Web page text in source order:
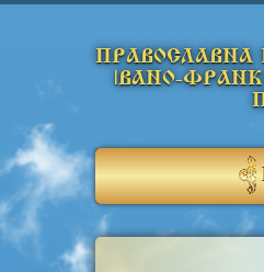
ПРАВОСЛАВНА
ІВАНО-